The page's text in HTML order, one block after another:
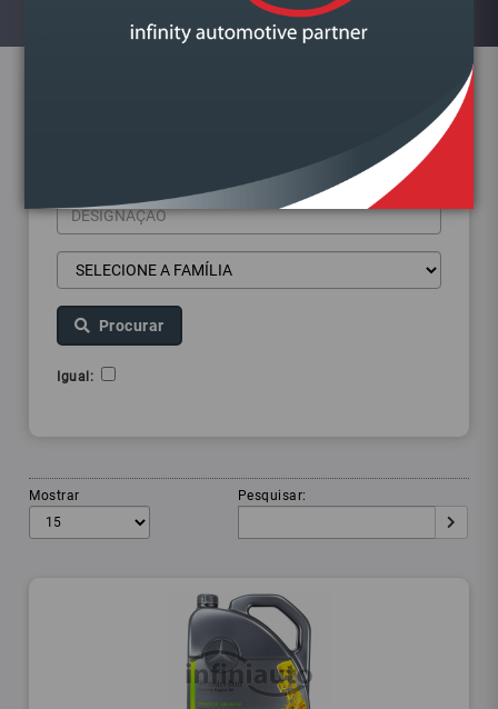
Procurar
Igual:
Mostrar Pesquisar: